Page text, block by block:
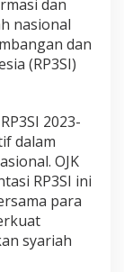
dan
nasional
dan
(RP3SI)
2023-
dalam
OJK
RP3SI ini
para
syariah